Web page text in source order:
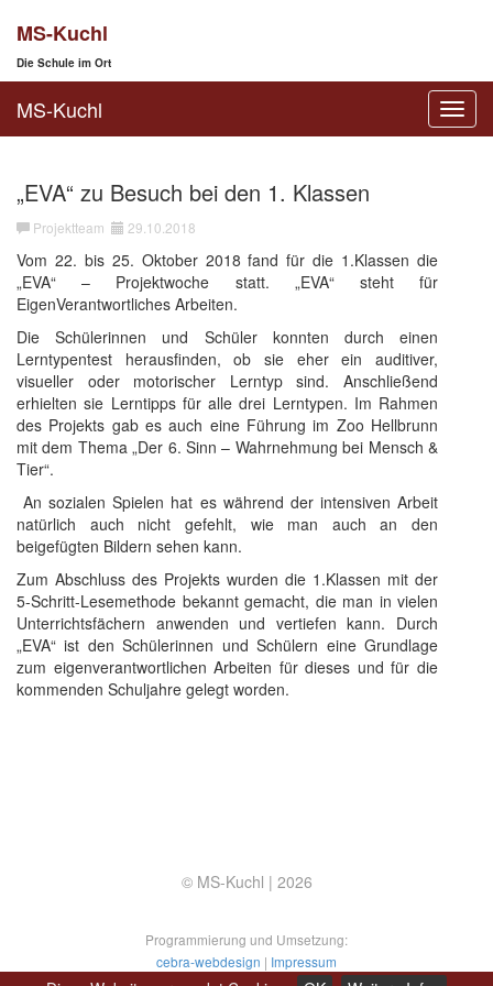
MS-Kuchl
Die Schule im Ort
MS-Kuchl
„EVA“ zu Besuch bei den 1. Klassen
Projektteam 29.10.2018
Vom 22. bis 25. Oktober 2018 fand für die 1.Klassen die
„EVA“ – Projektwoche statt. „EVA“ steht für
EigenVerantwortliches Arbeiten.
Die Schülerinnen und Schüler konnten durch einen
Lerntypentest herausfinden, ob sie eher ein auditiver,
visueller oder motorischer Lerntyp sind. Anschließend
erhielten sie Lerntipps für alle drei Lerntypen. Im Rahmen
des Projekts gab es auch eine Führung im Zoo Hellbrunn
mit dem Thema „Der 6. Sinn – Wahrnehmung bei Mensch &
Tier“.
An sozialen Spielen hat es während der intensiven Arbeit
natürlich auch nicht gefehlt, wie man auch an den
beigefügten Bildern sehen kann.
Zum Abschluss des Projekts wurden die 1.Klassen mit der
5-Schritt-Lesemethode bekannt gemacht, die man in vielen
Unterrichtsfächern anwenden und vertiefen kann. Durch
„EVA“ ist den Schülerinnen und Schülern eine Grundlage
zum eigenverantwortlichen Arbeiten für dieses und für die
kommenden Schuljahre gelegt worden.
© MS-Kuchl | 2026
Programmierung und Umsetzung:
cebra-webdesign | Impressum